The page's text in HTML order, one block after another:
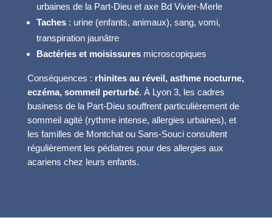
urbaines de la Part-Dieu et axe Bd Vivier-Merle
Taches: urine (enfants, animaux), sang, vomi,
transpiration jaunâtre
Bactéries et moisissuresmicroscopiques
Conséquences : rhinites au réveil, asthme nocturne,
eczéma, sommeil perturbé. À Lyon 3, les cadres
business de la Part-Dieu souffrent particulièrement de
sommeil agité (rythme intense, allergies urbaines), et
les familles de Montchat ou Sans-Souci consultent
régulièrement les pédiatres pour des allergies aux
acariens chez leurs enfants.